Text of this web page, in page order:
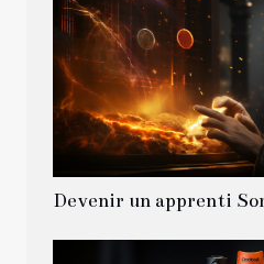
Devenir un apprenti